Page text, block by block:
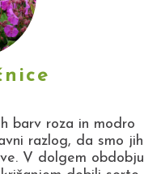
barv roza in modro
razlog, da smo jih
V dolgem obdobju